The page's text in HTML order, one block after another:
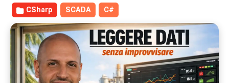
CSharp SCADA C#